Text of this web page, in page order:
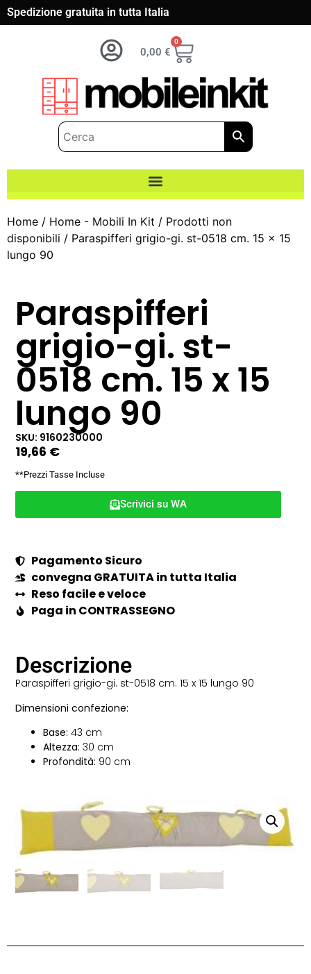
Spedizione gratuita in tutta Italia
0,00 €
0
Home / Home - Mobili In Kit / Prodotti non
disponibili / Paraspifferi grigio-gi. st-0518 cm. 15 x 15
lungo 90
Paraspifferi
grigio-gi. st-
0518 cm. 15 x 15
lungo 90
SKU: 9160230000
19,66 €
**Prezzi Tasse Incluse
Scrivici su WA
Pagamento Sicuro
convegna GRATUITA in tutta Italia
Reso facile e veloce
Paga in CONTRASSEGNO
Descrizione
Paraspifferi grigio-gi. st-0518 cm. 15 x 15 lungo 90
Dimensioni confezione:
Base: 43 cm
Altezza: 30 cm
Profondità: 90 cm